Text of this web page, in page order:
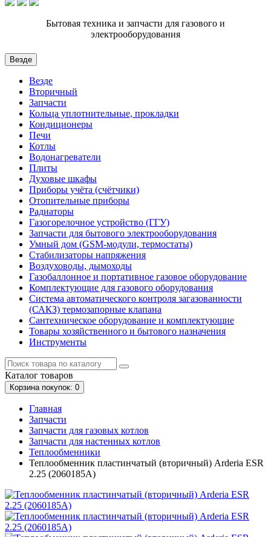
Бытовая техника и запчасти для газового и
электрооборудования
Везде
Везде
Вторичный
Запчасти
Кольца уплотнительные, прокладки
Кондиционеры
Печи
Котлы
Водонагреватели
Плиты
Духовые шкафы
Приборы учёта (счётчики)
Отопительные приборы
Радиаторы
Газогорелочное устройство (ГГУ)
Запчасти для бытового электрооборудования
Умный дом (GSM-модули, термостаты)
Cтабилизаторы напряжения
Воздуховоды, дымоходы
Газобаллонное и портативное газовое оборудование
Комплектующие для газового оборудования
Система автоматического контроля загазованности
(САКЗ) термозапорные клапана
Сантехническое оборудование и комплектующие
Товары хозяйственного и бытового назначения
Инструменты
Каталог товаров
Корзинапокупок: 0
Главная
Запчасти
Запчасти для газовых котлов
Запчасти для настенных котлов
Теплообменники
Теплообменник пластинчатый (вторичный) Arderia ESR
2.25 (2060185А)